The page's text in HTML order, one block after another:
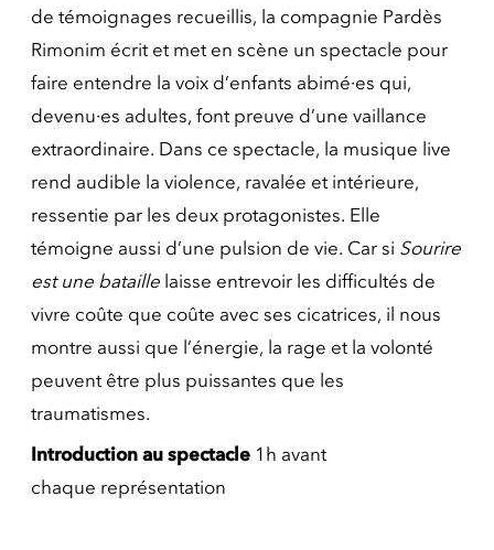
de témoignages recueillis, la compagnie Pardès
Rimonim écrit et met en scène un spectacle pour
faire entendre la voix d’enfants abimé·es qui,
devenu·es adultes, font preuve d’une vaillance
extraordinaire. Dans ce spectacle, la musique live
rend audible la violence, ravalée et intérieure,
ressentie par les deux protagonistes. Elle
témoigne aussi d’une pulsion de vie. Car si Sourire
est une bataille laisse entrevoir les difficultés de
vivre coûte que coûte avec ses cicatrices, il nous
montre aussi que l’énergie, la rage et la volonté
peuvent être plus puissantes que les
traumatismes.
Introduction au spectacle 1h avant
chaque représentation